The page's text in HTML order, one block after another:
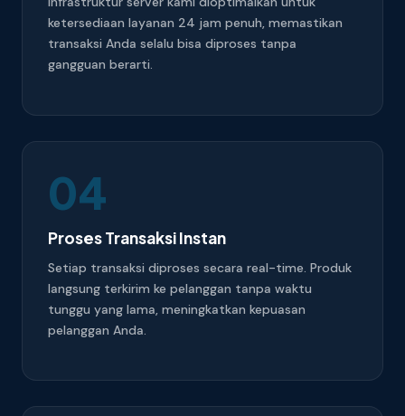
ketersediaan layanan 24 jam penuh, memastikan
transaksi Anda selalu bisa diproses tanpa
gangguan berarti.
04
Proses Transaksi Instan
Setiap transaksi diproses secara real-time. Produk
langsung terkirim ke pelanggan tanpa waktu
tunggu yang lama, meningkatkan kepuasan
pelanggan Anda.